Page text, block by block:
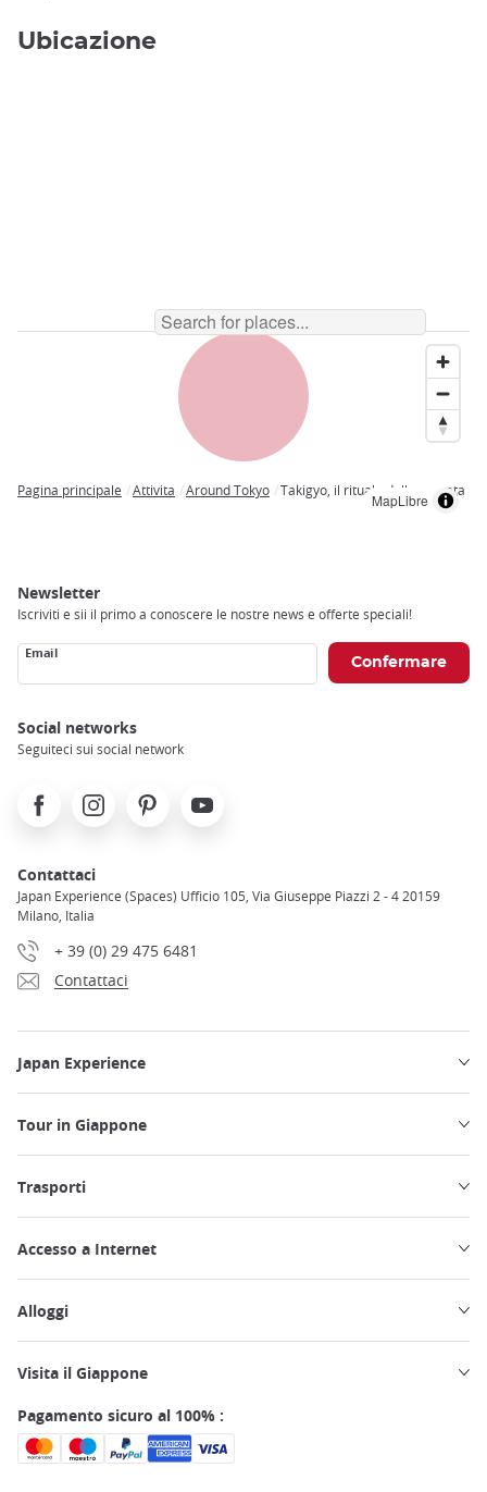
Ubicazione
MapLibre
Pagina principale Attivita Around Tokyo Takigyo, il rituale della cascata
Newsletter
Iscriviti e sii il primo a conoscere le nostre news e offerte speciali!
Email
Social networks
Seguiteci sui social network
FacebookInstagramPinterest Youtube
Contattaci
Japan Experience (Spaces) Ufficio 105, Via Giuseppe Piazzi 2 - 4 20159
Milano, Italia
+ 39 (0) 29 475 6481
Contattaci
Japan Experience
Tour in Giappone
Trasporti
Accesso a Internet
Alloggi
Visita il Giappone
Pagamento sicuro al 100% :